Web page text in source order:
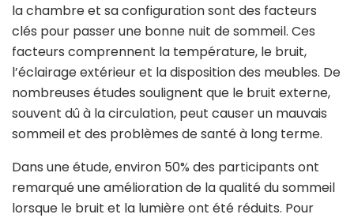
la chambre et sa configuration sont des facteurs
clés pour passer une bonne nuit de sommeil. Ces
facteurs comprennent la température, le bruit,
l’éclairage extérieur et la disposition des meubles. De
nombreuses études soulignent que le bruit externe,
souvent dû à la circulation, peut causer un mauvais
sommeil et des problèmes de santé à long terme.
Dans une étude, environ 50% des participants ont
remarqué une amélioration de la qualité du sommeil
lorsque le bruit et la lumière ont été réduits. Pour